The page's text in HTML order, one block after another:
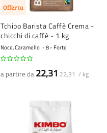
Offerta
Tchibo Barista Caffè Crema -
chicchi di caffè - 1 kg
Noce, Caramello 8 - Forte
a partire da 22,31 22,31 / kg